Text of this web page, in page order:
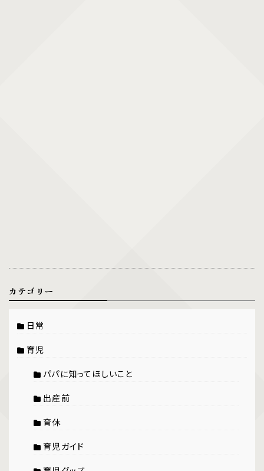
カテゴリー
日常
育児
パパに知ってほしいこと
出産前
育休
育児ガイド